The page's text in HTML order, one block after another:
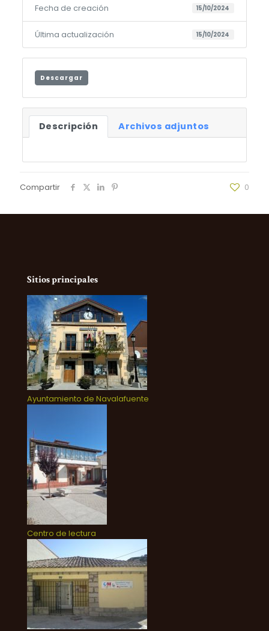
Fecha de creación 15/10/2024
Última actualización 15/10/2024
Descargar
Descripción Archivos adjuntos
Compartir 0
Sitios principales
Ayuntamiento de Navalafuente
Centro de lectura